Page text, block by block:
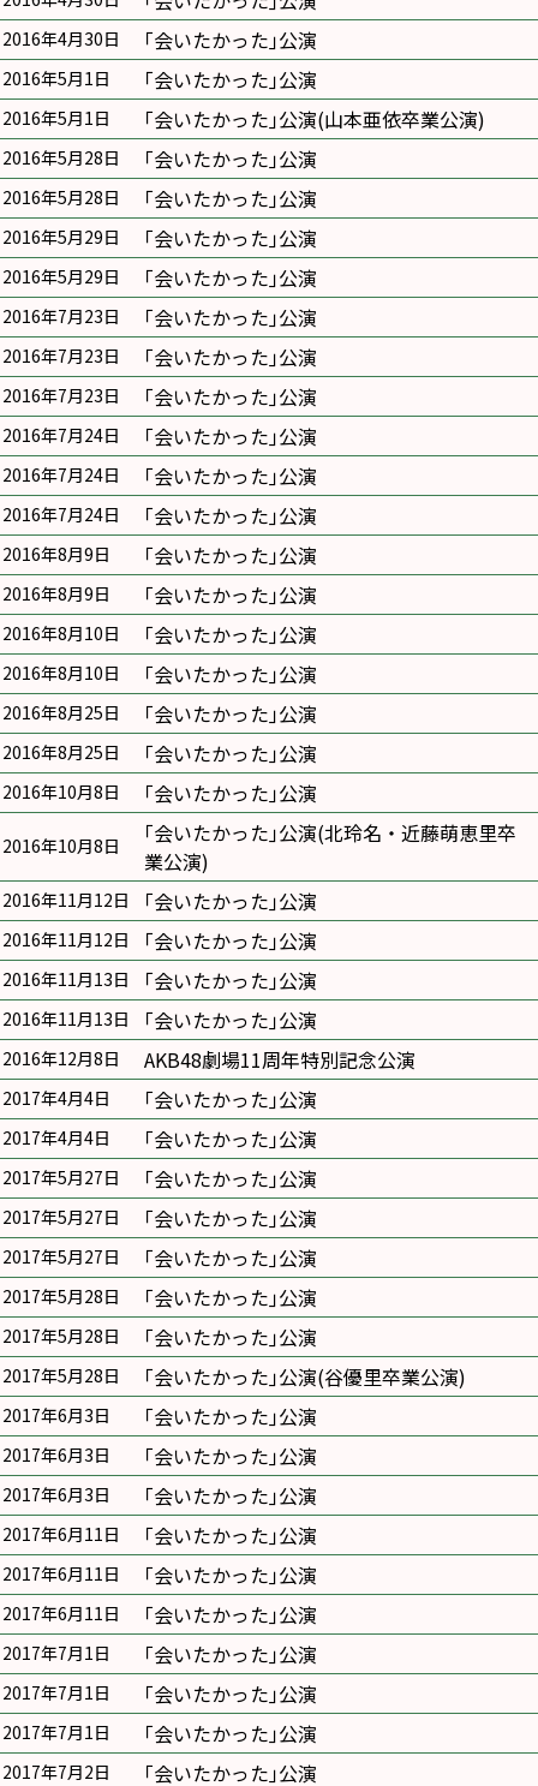
2016年4月30日 ｢会いたかった｣公演
2016年5月1日 ｢会いたかった｣公演
2016年5月1日 ｢会いたかった｣公演(山本亜依卒業公演)
2016年5月28日 ｢会いたかった｣公演
2016年5月28日 ｢会いたかった｣公演
2016年5月29日 ｢会いたかった｣公演
2016年5月29日 ｢会いたかった｣公演
2016年7月23日 ｢会いたかった｣公演
2016年7月23日 ｢会いたかった｣公演
2016年7月23日 ｢会いたかった｣公演
2016年7月24日 ｢会いたかった｣公演
2016年7月24日 ｢会いたかった｣公演
2016年7月24日 ｢会いたかった｣公演
2016年8月9日 ｢会いたかった｣公演
2016年8月9日 ｢会いたかった｣公演
2016年8月10日 ｢会いたかった｣公演
2016年8月10日 ｢会いたかった｣公演
2016年8月25日 ｢会いたかった｣公演
2016年8月25日 ｢会いたかった｣公演
2016年10月8日 ｢会いたかった｣公演
2016年10月8日
｢会いたかった｣公演(北玲名・近藤萌恵里卒
業公演)
2016年11月12日 ｢会いたかった｣公演
2016年11月12日 ｢会いたかった｣公演
2016年11月13日 ｢会いたかった｣公演
2016年11月13日 ｢会いたかった｣公演
2016年12月8日 AKB48劇場11周年特別記念公演
2017年4月4日 ｢会いたかった｣公演
2017年4月4日 ｢会いたかった｣公演
2017年5月27日 ｢会いたかった｣公演
2017年5月27日 ｢会いたかった｣公演
2017年5月27日 ｢会いたかった｣公演
2017年5月28日 ｢会いたかった｣公演
2017年5月28日 ｢会いたかった｣公演
2017年5月28日 ｢会いたかった｣公演(谷優里卒業公演)
2017年6月3日 ｢会いたかった｣公演
2017年6月3日 ｢会いたかった｣公演
2017年6月3日 ｢会いたかった｣公演
2017年6月11日 ｢会いたかった｣公演
2017年6月11日 ｢会いたかった｣公演
2017年6月11日 ｢会いたかった｣公演
2017年7月1日 ｢会いたかった｣公演
2017年7月1日 ｢会いたかった｣公演
2017年7月1日 ｢会いたかった｣公演
2017年7月2日 ｢会いたかった｣公演